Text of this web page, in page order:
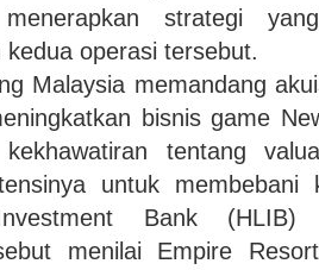
strategi
operasi tersebut.
Malaysia memandang
bisnis game
kekhawatiran tentang
untuk membebani
Bank (HLIB)
menilai Empire